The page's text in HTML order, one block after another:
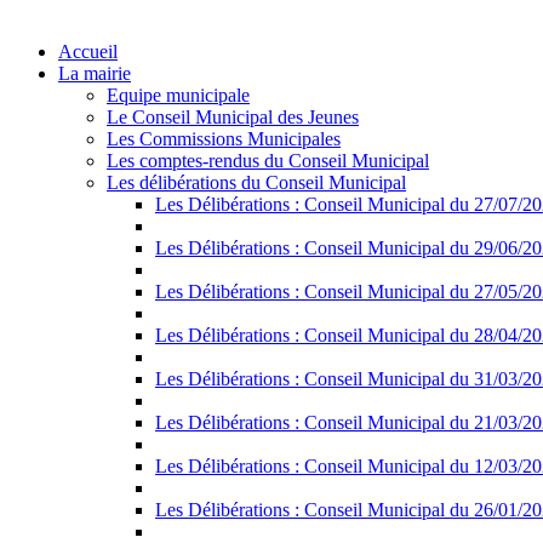
Accueil
La mairie
Equipe municipale
Le Conseil Municipal des Jeunes
Les Commissions Municipales
Les comptes-rendus du Conseil Municipal
Les délibérations du Conseil Municipal
Les Délibérations : Conseil Municipal du 27/07/
Les Délibérations : Conseil Municipal du 29/06/
Les Délibérations : Conseil Municipal du 27/05/
Les Délibérations : Conseil Municipal du 28/04/
Les Délibérations : Conseil Municipal du 31/03/
Les Délibérations : Conseil Municipal du 21/03/
Les Délibérations : Conseil Municipal du 12/03/
Les Délibérations : Conseil Municipal du 26/01/